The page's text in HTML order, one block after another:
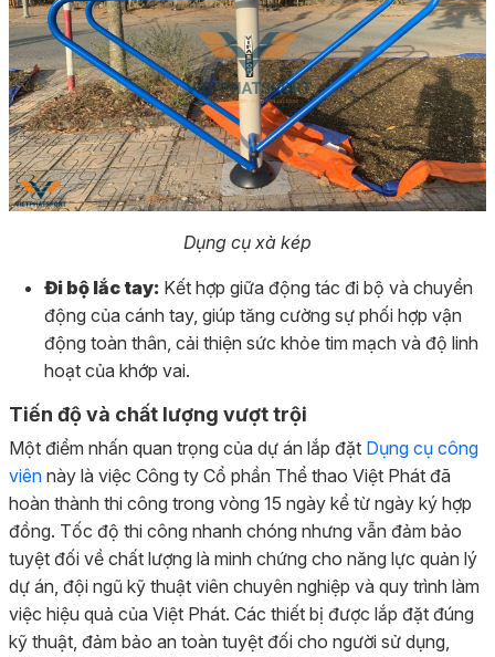
Dụng cụ xà kép
Đi bộ lắc tay: Kết hợp giữa động tác đi bộ và chuyển
động của cánh tay, giúp tăng cường sự phối hợp vận
động toàn thân, cải thiện sức khỏe tim mạch và độ linh
hoạt của khớp vai.
Tiến độ và chất lượng vượt trội
Một điểm nhấn quan trọng của dự án lắp đặt Dụng cụ công
viên này là việc Công ty Cổ phần Thể thao Việt Phát đã
hoàn thành thi công trong vòng 15 ngày kể từ ngày ký hợp
đồng. Tốc độ thi công nhanh chóng nhưng vẫn đảm bảo
tuyệt đối về chất lượng là minh chứng cho năng lực quản lý
dự án, đội ngũ kỹ thuật viên chuyên nghiệp và quy trình làm
việc hiệu quả của Việt Phát. Các thiết bị được lắp đặt đúng
kỹ thuật, đảm bảo an toàn tuyệt đối cho người sử dụng,